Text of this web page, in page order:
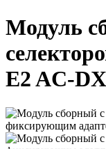
Модуль
E2 AC-